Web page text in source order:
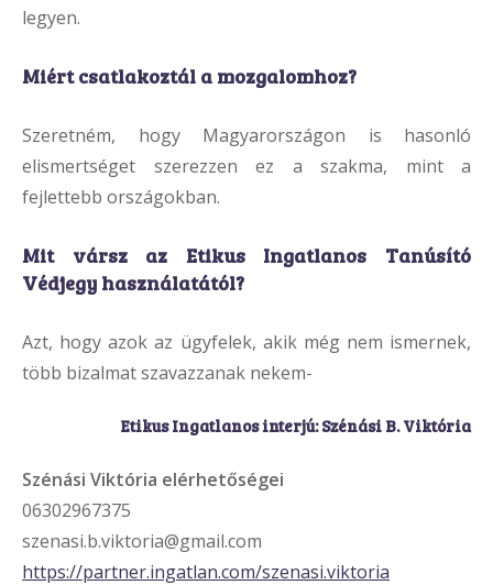
legyen.
Miért csatlakoztál a mozgalomhoz?
Szeretném, hogy Magyarországon is hasonló
elismertséget szerezzen ez a szakma, mint a
fejlettebb országokban.
Mit vársz az Etikus Ingatlanos Tanúsító
Védjegy használatától?
Azt, hogy azok az ügyfelek, akik még nem ismernek,
több bizalmat szavazzanak nekem-
Etikus Ingatlanos interjú: Szénási B. Viktória
Szénási Viktória elérhetőségei
06302967375
szenasi.b.viktoria@gmail.com
https://partner.ingatlan.com/szenasi.viktoria